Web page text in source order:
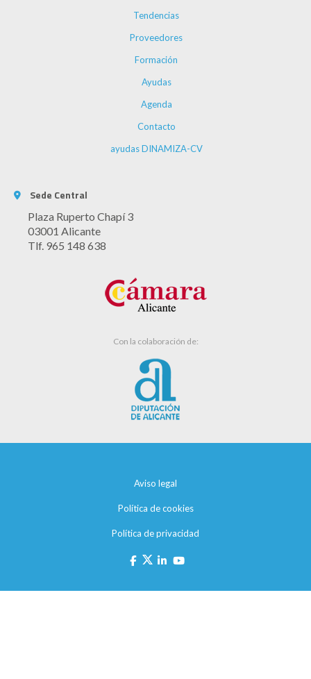
Tendencias
Proveedores
Formación
Ayudas
Agenda
Contacto
ayudas DINAMIZA-CV
Sede Central
Plaza Ruperto Chapí 3
03001 Alicante
Tlf. 965 148 638
Con la colaboración de:
Aviso legal
Política de cookies
Política de privacidad